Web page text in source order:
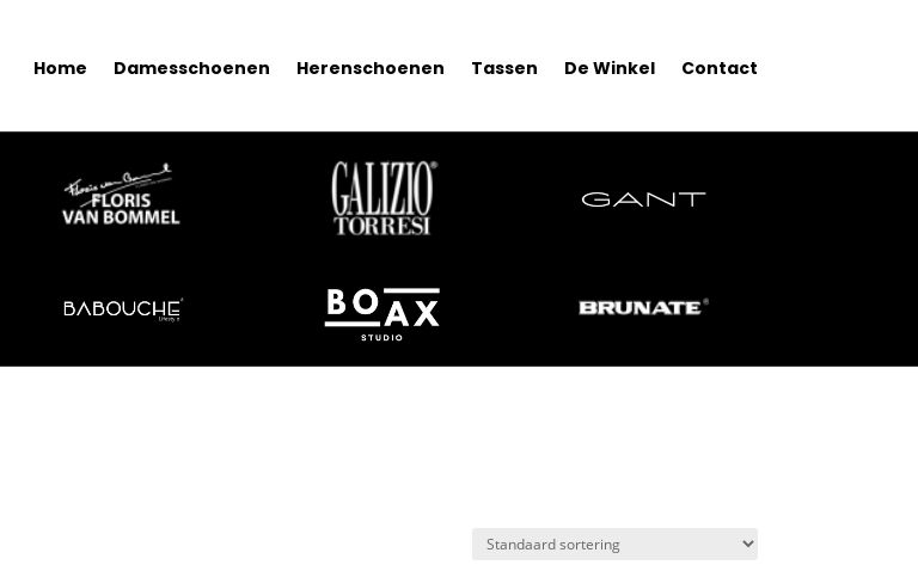
Home Damesschoenen Herenschoenen Tassen De Winkel Contact